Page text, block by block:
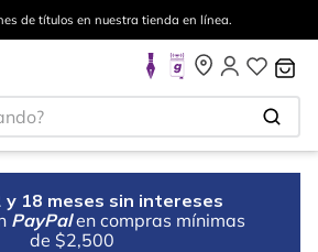
de títulos en nuestra tienda en línea.
y 18 meses sin intereses
PayPal en compras mínimas
de $2,500